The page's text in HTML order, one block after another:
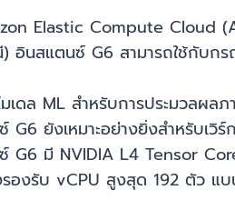
Elastic Compute Cloud
อินสแตนซ์ G6 สามารถใช้กับก
ดล ML สำหรับการประมวลผล
ยังเหมาะอย่างยิ่งสำหรับเวิ
G6 มี NVIDIA L4 Tensor
องรับ vCPU สูงสุด 192 ตัว